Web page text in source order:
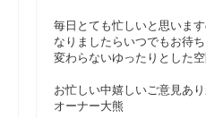
毎日とても忙しいと思いま
なりましたらいつでもお待
変わらないゆったりとした
お忙しい中嬉しいご意見あ
オーナー大熊